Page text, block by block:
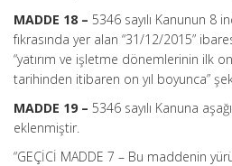
MADDE 18 – 5346 sayılı Kanunun 8
fıkrasında yer alan “31/12/2015”
“yatırım ve işletme dönemlerinin ilk
tarihinden itibaren on yıl boyunca”
MADDE 19 – 5346 sayılı Kanuna
eklenmiştir.
“GEÇİCİ MADDE 7 – Bu maddenin